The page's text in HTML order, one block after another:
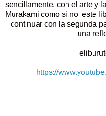
sencillamente, con el arte y
Murakami como si no, este
continuar con la segunda
una
https://